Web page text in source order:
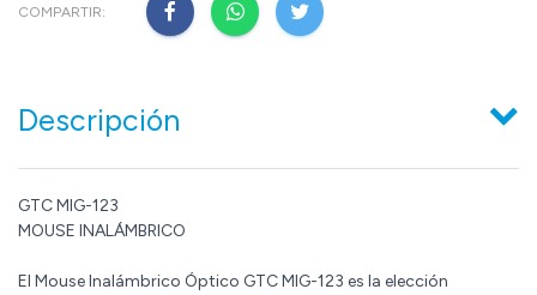
COMPARTIR:
Descripción
GTC MIG-123
MOUSE INALÁMBRICO
El Mouse Inalámbrico Óptico GTC MIG-123 es la elección